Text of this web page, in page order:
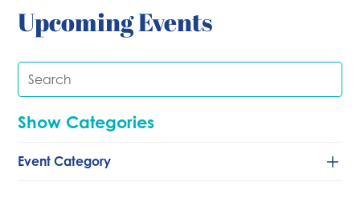
Upcoming Events
Show Categories
Event Category